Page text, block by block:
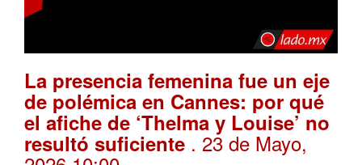
La presencia femenina fue un eje
de polémica en Cannes: por qué
el afiche de ‘Thelma y Louise’ no
resultó suficiente . 23 de Mayo,